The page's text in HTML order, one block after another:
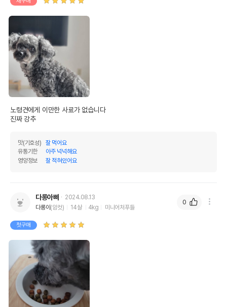
노령견에게 이만한 사료가 없습니다
진짜 강추
맛(기호성)
잘 먹어요
유통기한
아주 넉넉해요
영양정보
잘 적혀있어요
다롱아빠
2024.08.13
다롱이(암컷) 14살 4kg 미니어처푸들
첫구매
0